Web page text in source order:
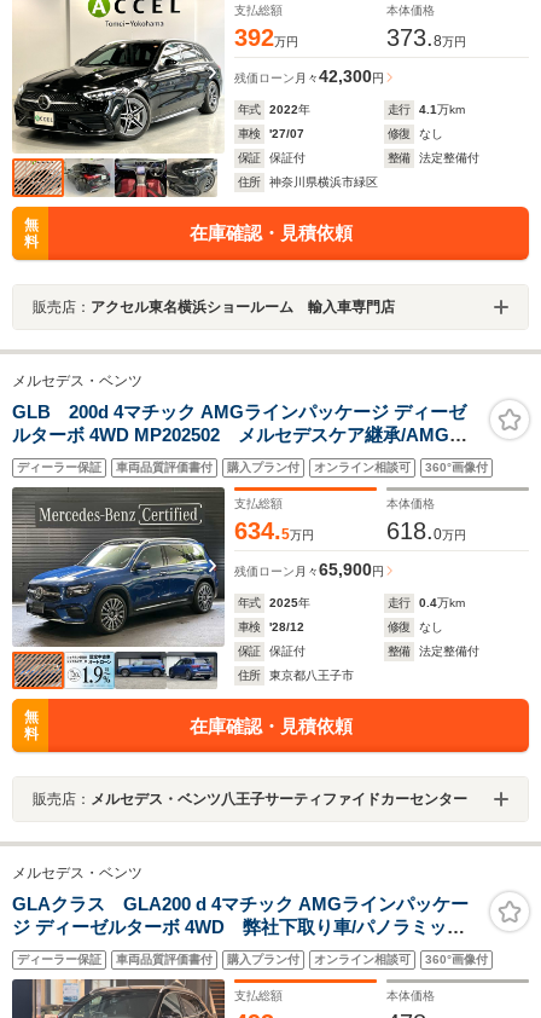
支払総額
392万円
本体価格
373.8万円
残価ローン 月々42,300円
年式 2022年 走行 4.1万km
車検
'27/07 修復
なし
保証
保証付 整備
法定整備付
住所
神奈川県横浜市緑区
無
料
在庫確認・見積依頼
販売店： アクセル東名横浜ショールーム 輸入車専門店
メルセデス・ベンツ
GLB 200d 4マチック AMGラインパッケージ ディーゼ
ルターボ 4WD MP202502 メルセデスケア継承/AMGラ
インパッケージ/AMGレザーエクスクルーシブパッケー
ジ/パノラミックスライディングルーフ/ヘッドアップディ
スプレイ/シートヒーター/本革シート/ETC2.0
ディーラー保証 車両品質評価書付 購入プラン付 オンライン相談可 360°画像付
支払総額
634.5万円
本体価格
618.0万円
残価ローン 月々65,900円
年式 2025年 走行 0.4万km
車検
'28/12 修復
なし
保証
保証付 整備
法定整備付
住所
東京都八王子市
無
料
在庫確認・見積依頼
販売店： メルセデス・ベンツ八王子サーティファイドカーセンター
メルセデス・ベンツ
GLAクラス GLA200 d 4マチック AMGラインパッケー
ジ ディーゼルターボ 4WD 弊社下取り車/パノラミック
スライディングルーフ/アドバンスドパッケージ/ヘッドア
ップディスプレイ/レザーDINAMICAシート/シートヒータ
ー/メモリー付きパワーシート/19インチツインスポークア
ディーラー保証 車両品質評価書付 購入プラン付 オンライン相談可 360°画像付
支払総額 本体価格